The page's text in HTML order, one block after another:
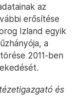
az
erősítése
Izland egyik
a
2011-ben
és